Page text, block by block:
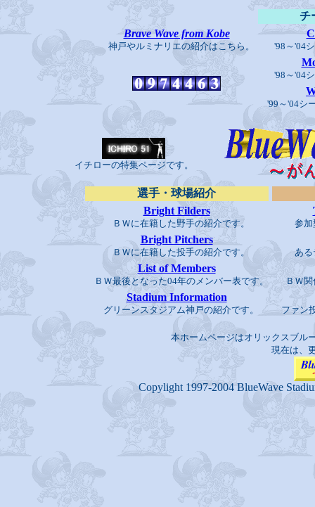
チ
Brave Wave from Kobe
神戸やルミナリエの紹介はこちら。 '98～'04
'98～'04
'99～'04シ
イチローの特集ページです。
選手・球場紹介
Bright Filders
ＢＷに在籍した野手の紹介です。 参加
Bright Pitchers
ＢＷに在籍した投手の紹介です。 ある
List of Members
ＢＷ最後となった04年のメンバー表です。 ＢＷ関
Stadium Information
グリーンスタジアム神戸の紹介です。 ファン
本ホームページはオリックスブル
現在は、
Copylight 1997-2004 BlueWave